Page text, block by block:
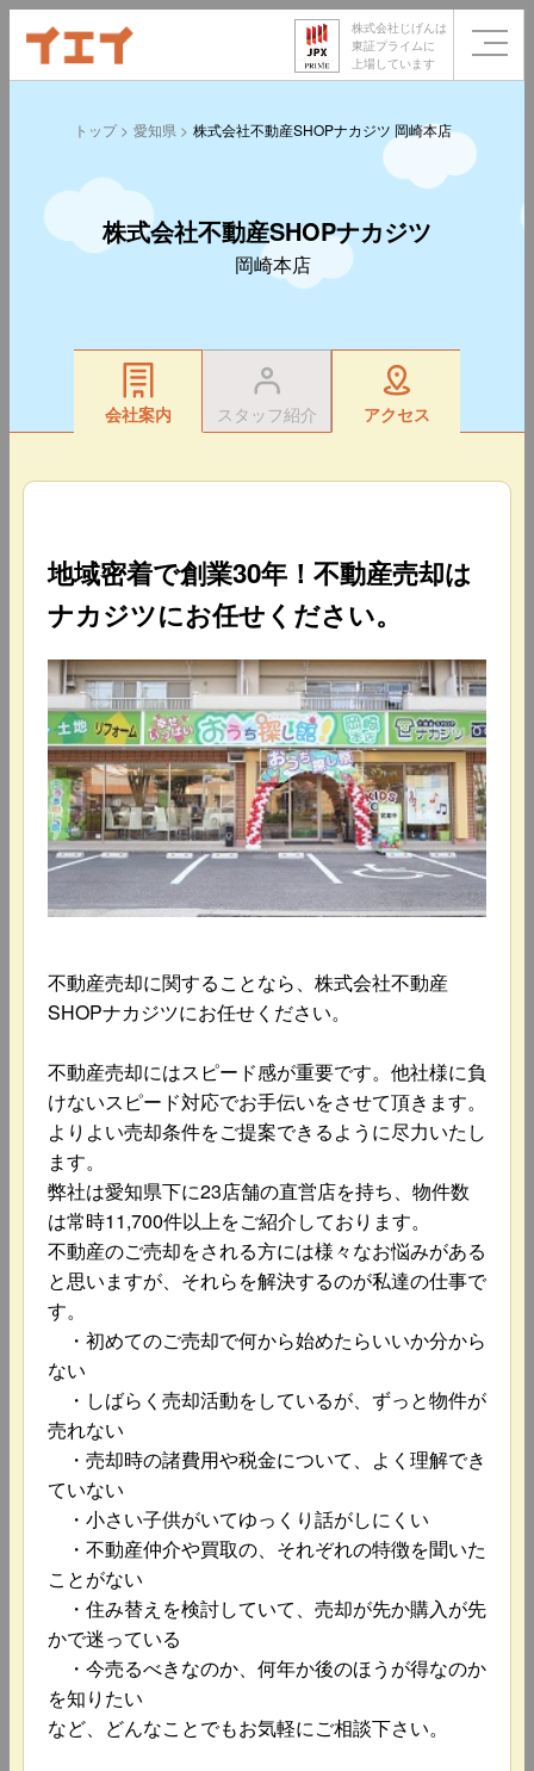
株式会社じげんは
東証プライムに
上場しています
トップ 愛知県 株式会社不動産SHOPナカジツ 岡崎本店
株式会社不動産SHOPナカジツ
岡崎本店
会社案内 スタッフ紹介 アクセス
地域密着で創業30年！不動産売却は
ナカジツにお任せください。
不動産売却に関することなら、株式会社不動産
SHOPナカジツにお任せください。
不動産売却にはスピード感が重要です。他社様に負
けないスピード対応でお手伝いをさせて頂きます。
よりよい売却条件をご提案できるように尽力いたし
ます。
弊社は愛知県下に23店舗の直営店を持ち、物件数
は常時11,700件以上をご紹介しております。
不動産のご売却をされる方には様々なお悩みがある
と思いますが、それらを解決するのが私達の仕事で
す。
・初めてのご売却で何から始めたらいいか分から
ない
・しばらく売却活動をしているが、ずっと物件が
売れない
・売却時の諸費用や税金について、よく理解でき
ていない
・小さい子供がいてゆっくり話がしにくい
・不動産仲介や買取の、それぞれの特徴を聞いた
ことがない
・住み替えを検討していて、売却が先か購入が先
かで迷っている
・今売るべきなのか、何年か後のほうが得なのか
を知りたい
など、どんなことでもお気軽にご相談下さい。